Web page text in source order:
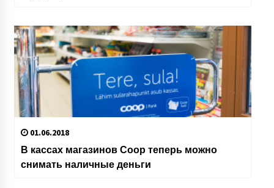
01.06.2018
В кассах магазинов Coop теперь можно
снимать наличные деньги